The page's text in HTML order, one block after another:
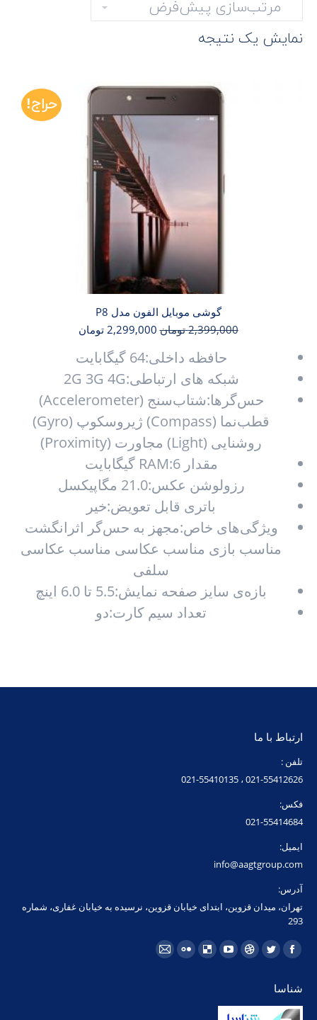
نمایش یک نتیجه
حراج!
گوشی موبایل الفون مدل P8
2,399,000 تومان 2,299,000 تومان
حافظه داخلی:64 گیگابایت
شبکه های ارتباطی:2G 3G 4G
حس‌گرها:شتاب‌سنج (Accelerometer)
قطب‌نما (Compass) ژیروسکوپ (Gyro)
روشنایی (Light) مجاورت (Proximity)
مقدار RAM:6 گیگابایت
رزولوشن عکس:21.0 مگاپیکسل
باتری قابل تعویض:خیر
ویژگی‌های خاص:مجهز به حس‌گر اثرانگشت
مناسب بازی مناسب عکاسی مناسب عکاسی
سلفی
بازه‌ی سایز صفحه نمایش:5.5 تا 6.0 اینچ
تعداد سیم کارت:دو
ارتباط با ما
تلفن :
021-55412626 ، 021-55410135
فکس:
021-55414684
ایمیل:
info@aagtgroup.com
آدرس:
تهران، میدان قزوین، ابتدای خیابان قزوین، نرسیده به خیابان غفاری، شماره
293
مارا در اینجا پیدا کنید:
فیسبوک
opens
in
توئیترDribbble
in
یوتیوب
in
Delicious
فلیکرایمیل
شناسا